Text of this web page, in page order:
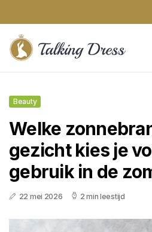
Beauty
Welke
gezicht kies je
gebruik in de
22 mei 2026 2 min leestijd